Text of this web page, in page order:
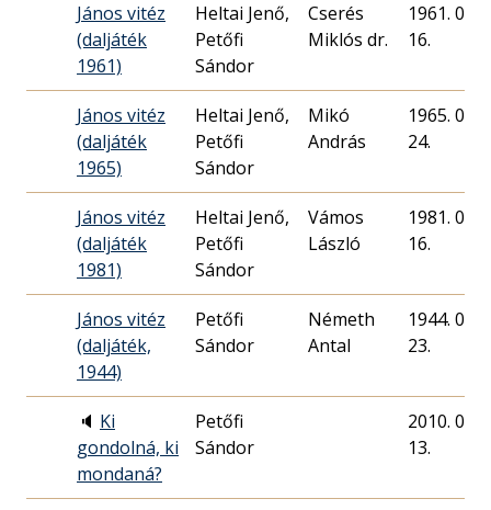
János vitéz
(daljáték
1961)
Heltai Jenő,
Petőfi
Sándor
Cserés
Miklós dr.
1961. 03.
16.
János vitéz
(daljáték
1965)
Heltai Jenő,
Petőfi
Sándor
Mikó
András
1965. 08.
24.
János vitéz
(daljáték
1981)
Heltai Jenő,
Petőfi
Sándor
Vámos
László
1981. 04.
16.
János vitéz
(daljáték,
1944)
Petőfi
Sándor
Németh
Antal
1944. 01.
23.
🔈 Ki
gondolná, ki
mondaná?
Petőfi
Sándor
2010. 03.
13.